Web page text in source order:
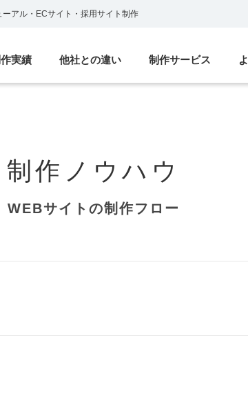
ーアル・ECサイト・採用サイト制作
実績 他社との違い 制作サービス
制作ノウハウ
WEBサイトの制作フロー